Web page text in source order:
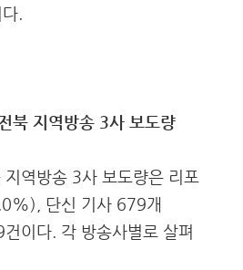
.
북 지역방송 3사 보도량
역방송 3사 보도량은 리포
단신 기사 679개
이다. 각 방송사별로 살펴